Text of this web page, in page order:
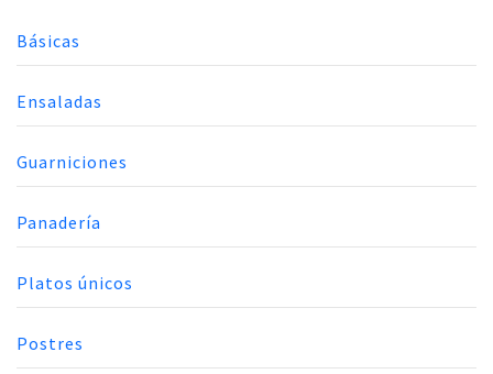
Básicas
Ensaladas
Guarniciones
Panadería
Platos únicos
Postres